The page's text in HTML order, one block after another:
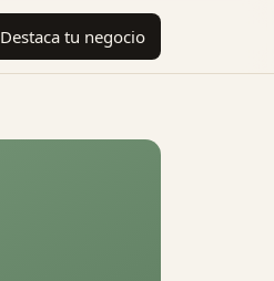
Destaca tu negocio